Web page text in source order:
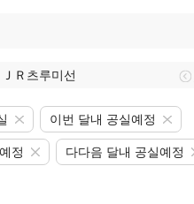
ＪＲ츠루미선
이번 달내 공실예정
정 다다음 달내 공실예정